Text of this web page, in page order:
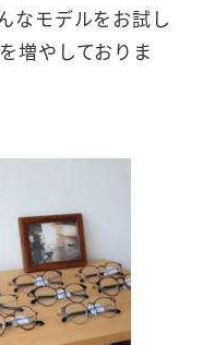
なモデルをお試し
増やしておりま